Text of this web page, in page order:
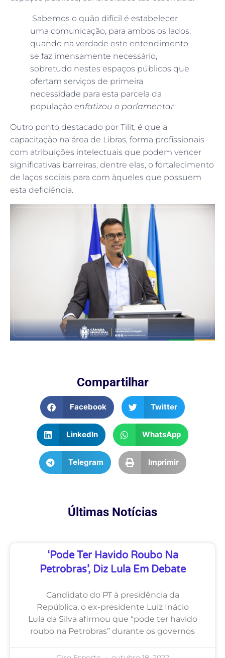
Sabemos o quão difícil é estabelecer
uma comunicação, para ambos os lados,
quando na verdade este entendimento
se faz imensamente necessário,
sobretudo nestes espaços públicos que
ofertam serviços de primeira
necessidade para esta parcela da
população enfatizou o parlamentar.
Outro ponto destacado por Tilit, é que a
capacitação na área de Libras, forma profissionais
com atribuições intelectuais que podem vencer
significativas barreiras, dentre elas, o fortalecimento
de laços sociais para com àqueles que possuem
esta deficiência.
Compartilhar
Facebook Twitter
LinkedIn WhatsApp
Telegram Imprimir
Últimas Notícias
‘Pode Ter Havido Roubo Na
Petrobras’, Diz Lula Em Debate
Candidato do PT à presidência da
República, o ex-presidente Luiz Inácio
Lula da Silva afirmou que “pode ter havido
roubo na Petrobras” durante os governos